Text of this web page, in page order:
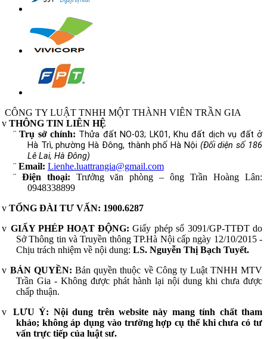
CÔNG TY LUẬT TNHH MỘT THÀNH VIÊN TRẦN GIA
v THÔNG TIN LIÊN HỆ
¨Trụ sở chính: Thửa đất NO-03; LK01, Khu đất dịch vụ đất ở
Hà Trì, phường Hà Đông, thành phố Hà Nội (Đối diện số 186
Lê Lai, Hà Đông)
¨ Email: Lienhe.luattrangia@gmail.com
¨ Điện thoại: Trưởng văn phòng – ông Trần Hoàng Lân:
0948338899
v TỔNG ĐÀI TƯ VẤN: 1900.6287
v GIẤY PHÉP HOẠT ĐỘNG: Giấy phép số 3091/GP-TTĐT do
Sở Thông tin và Truyền thông TP.Hà Nội cấp ngày 12/10/2015 -
Chịu trách nhiệm về nội dung: LS. Nguyễn Thị Bạch Tuyết.
v BẢN QUYỀN: Bản quyền thuộc về Công ty Luật TNHH MTV
Trần Gia - Không được phát hành lại nội dung khi chưa được
chấp thuận.
v
LƯU Ý: Nội dung trên website này mang tính chất tham
khảo; không áp dụng vào trường hợp cụ thể khi chưa có tư
vấn trực tiếp của luật sư.